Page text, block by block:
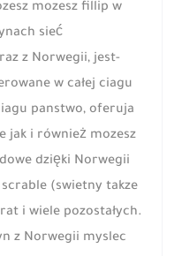
mozesz fillip w
sieć
z Norwegii, jest-
w całej ciagu
panstwo, oferuja
jak i również mozesz
dzięki Norwegii
(swietny takze
i wiele pozostałych.
z Norwegii myslec